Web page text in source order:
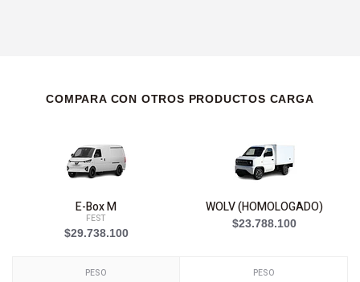
COMPARA CON OTROS PRODUCTOS CARGA
E-Box M
FEST
$29.738.100
PESO
WOLV (HOMOLOGADO)
$23.788.100
PESO